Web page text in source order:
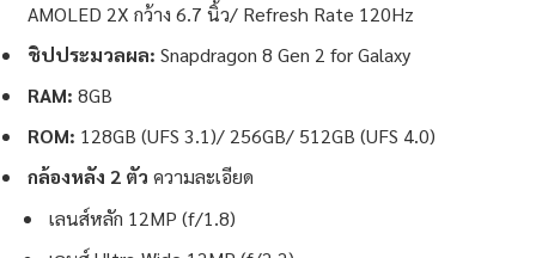
AMOLED 2X กว้าง 6.7 นิ้ว/ Refresh Rate 120Hz
ชิปประมวลผล: Snapdragon 8 Gen 2 for Galaxy
RAM: 8GB
ROM: 128GB (UFS 3.1)/ 256GB/ 512GB (UFS 4.0)
กล้องหลัง 2 ตัว ความละเอียด
เลนส์หลัก 12MP (f/1.8)